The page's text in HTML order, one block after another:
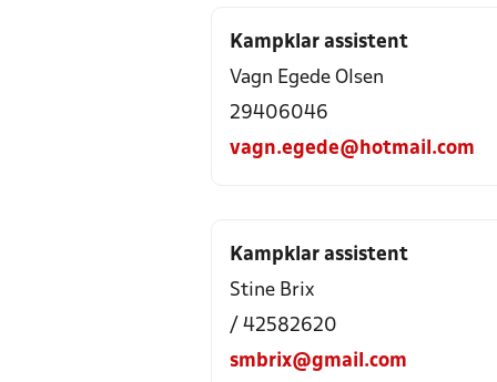
Kampklar assistent
Vagn Egede Olsen
29406046
vagn.egede@hotmail.com
Kampklar assistent
Stine Brix
/ 42582620
smbrix@gmail.com